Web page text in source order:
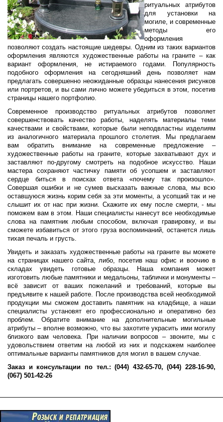
ритуальных атрибутов
для установки на
могиле, и современные
методы его
оформления
позволяют создать настоящие шедевры. Одним из таких вариантов
оформления являются художественные работы на граните – как
вариант оформления, не истираемого годами. Популярность
подобного оформления на сегодняшний день позволяет нам
предлагать совершенно неожиданные образцы нанесения рисунков
или портретов, и вы сами лично можете убедиться в этом, посетив
страницы нашего портфолио.
Современное производство ритуальных атрибутов позволяет
совершенствовать качество работы, наделять материалы теми
качествами и свойствами, которые были неподвластны изделиям
из аналогичного материала прошлого столетия. Мы предлагаем
вам обратить внимание на современные предложение –
художественные работы на граните, которые захватывают дух и
заставляют по-другому смотреть на подобное искусство. Наши
мастера сохраняют частичку памяти об усопшем и заставляют
сердце биться в поисках ответа «почему так произошло».
Совершая ошибки и не сумев высказать важные слова, мы всю
оставшуюся жизнь корим себя за эти моменты, а усопший так и не
слышит их от нас при жизни. Скажите их ему после смерти, - мы
поможем вам в этом. Наши специалисты нанесут все необходимые
слова на памятник любым способом, включая гравировку, и вы
сможете избавиться от этого груза воспоминаний, останется лишь
тихая печаль и грусть.
Увидеть и заказать художественные работы на граните вы можете
на страницах нашего сайта, либо, посетив наш офис и воочию в
складах увидеть готовые образцы. Наша компания может
изготовить любые памятники и медальоны, таблички и монументы –
всё зависит от ваших пожеланий и требований, которые вы
предъявите к нашей работе. После производства всей необходимой
продукции мы сможем доставить памятник на кладбище, а наши
специалисты установят его профессионально и оперативно без
проблем. Обратите внимание на дополнительные могильные
атрибуты – вполне возможно, что вы захотите украсить ими могилу
близкого вам человека. При наличии вопросов – звоните, мы с
удовольствием ответим на любой из них и подскажем наиболее
оптимальные варианты памятников для могил в вашем случае.
Заказ и консультации по тел.: (044) 432-65-70, (044) 228-16-90,
(067) 501-42-26